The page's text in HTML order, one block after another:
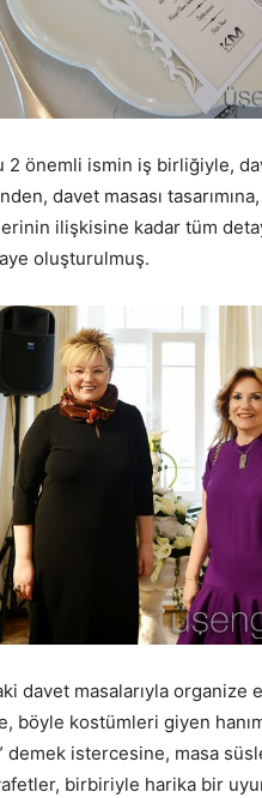
2 önemli ismin iş birliğiyle,
davet masası
ilişkisine kadar tüm
oluşturulmuş.
davet masalarıyla organize
böyle kostümleri giyen
demek istercesine, masa
birbiriyle harika bir